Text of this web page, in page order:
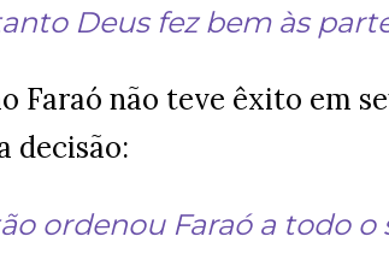
Deus fez bem às
Faraó não teve êxito em
decisão:
ordenou Faraó a todo